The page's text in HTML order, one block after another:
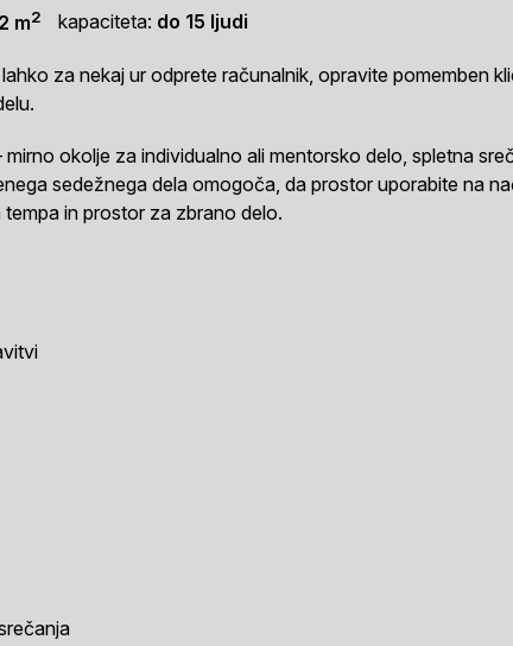
m2 kapaciteta: do 15 ljudi
za nekaj ur odprete računalnik, opravite pomemben
okolje za individualno ali mentorsko delo, spletna
sedežnega dela omogoča, da prostor uporabite na
in prostor za zbrano delo.